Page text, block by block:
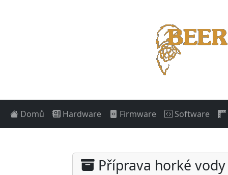
Domů Hardware Firmware Software
Příprava horké